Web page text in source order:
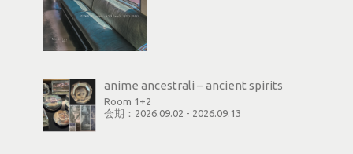
anime ancestrali – ancient spirits
Room 1+2
会期：2026.09.02 - 2026.09.13